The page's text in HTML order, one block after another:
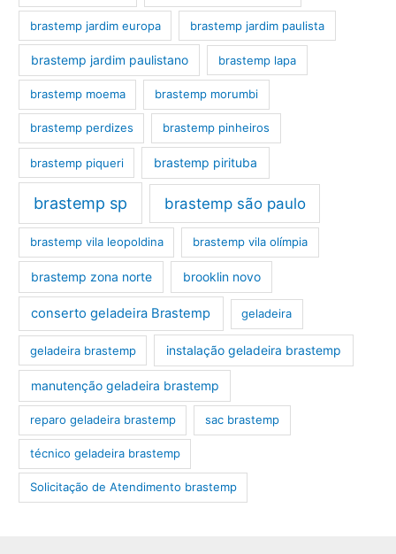
brastemp jardim europa brastemp jardim paulista
brastemp jardim paulistano brastemp lapa
brastemp moema brastemp morumbi
brastemp perdizes brastemp pinheiros
brastemp piqueri brastemp pirituba
brastemp sp brastemp são paulo
brastemp vila leopoldina brastemp vila olímpia
brastemp zona norte brooklin novo
conserto geladeira Brastemp geladeira
geladeira brastemp instalação geladeira brastemp
manutenção geladeira brastemp
reparo geladeira brastemp sac brastemp
técnico geladeira brastemp
‎Solicitação de Atendimento brastemp